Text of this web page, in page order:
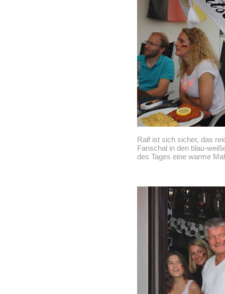
Ralf ist sich sicher, das
Fanschal in den blau-
des Tages eine warme